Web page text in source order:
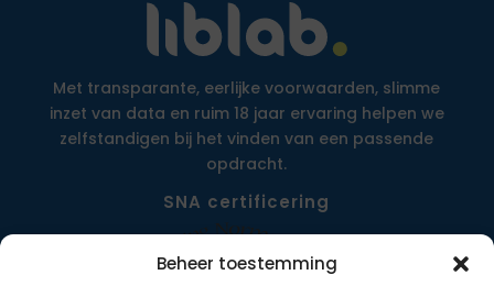
Beheer toestemming
Met transparante, eerlijke voorwaarden, slimme
inzet van data en ruim 18 jaar ervaring helpen we
zelfstandigen bij het vinden van een passende
opdracht.
SNA certificering